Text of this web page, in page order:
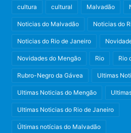
cultura cultural Malvadão
Noticias do Malvadão Noticias do
Noticias do Rio de Janeiro
Novidades do Mengão Rio Rio
Rubro-Negro da Gávea Ultimas
Ultimas Noticias do Mengão
Ultimas Noticias do Rio de Janeiro
Últimas notícias do Malvadão